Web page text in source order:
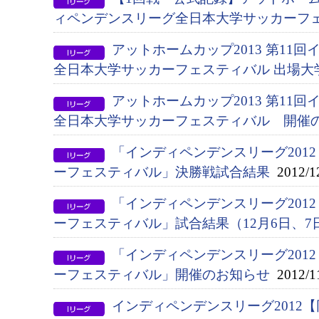
ィペンデンスリーグ全日本大学サッカーフ
アットホームカップ2013 第11回
全日本大学サッカーフェスティバル 出場大
アットホームカップ2013 第11回
全日本大学サッカーフェスティバル 開催
「インディペンデンスリーグ
ーフェスティバル」決勝戦試合結果 2012/
「インディペンデンスリーグ
ーフェスティバル」試合結果（12月6日、7
「インディペンデンスリーグ
ーフェスティバル」開催のお知らせ 2012/
インディペンデンスリーグ2012